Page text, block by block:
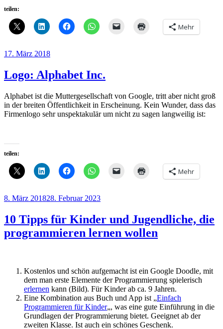
teilen:
Mehr
Veröffentlicht
17. März 2018
Logo: Alphabet Inc.
Alphabet ist die Muttergesellschaft von Google, tritt aber nicht groß
in der breiten Öffentlichkeit in Erscheinung. Kein Wunder, dass das
Firmenlogo sehr unspektakulär um nicht zu sagen langweilig ist:
teilen:
Mehr
Veröffentlicht
8. März 201828. Februar 2023
10 Tipps für Kinder und Jugendliche, die
programmieren lernen wollen
Kostenlos und schön aufgemacht ist ein Google Doodle, mit
dem man erste Elemente der Programmierung spielerisch
erlernen kann (Bild). Für Kinder ab ca. 9 Jahren.
Eine Kombination aus Buch und App ist „Einfach
Programmieren für Kinder„, was eine gute Einführung in die
Grundlagen der Programmierung bietet. Geeignet ab der
zweiten Klasse. Ist auch ein schönes Geschenk.